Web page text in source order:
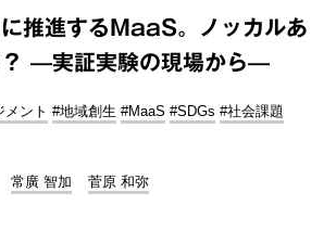
推進するMaaS。ノッカルあ
？ —実証実験の現場から—
ント #地域創生 #MaaS #SDGs #社会課題
常廣 智加 菅原 和弥